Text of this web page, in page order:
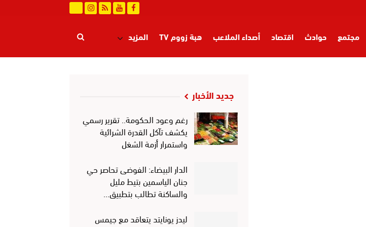
مجتمع حوادث اقتصاد أصداء الملاعب هبة زووم TV المزيد
جديد الأخبار
رغم وعود الحكومة.. تقرير رسمي
يكشف تآكل القدرة الشرائية
واستمرار أزمة الشغل
الدار البيضاء: الفوضى تحاصر حي
جنان الياسمين بتيط مليل
والساكنة تطالب بتطبيق…
ليدز يونايتد يتعاقد مع جيمس